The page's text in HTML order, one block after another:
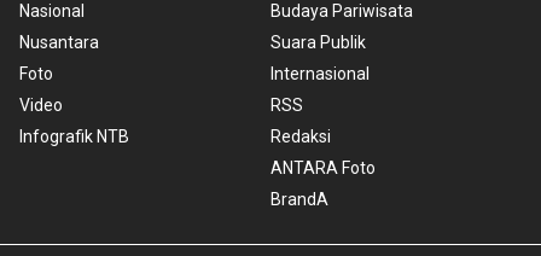
Nasional
Nusantara
Foto
Video
Infografik NTB
Budaya Pariwisata
Suara Publik
Internasional
RSS
Redaksi
ANTARA Foto
BrandA